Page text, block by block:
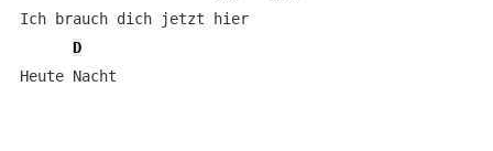
Ich brauch dich jetzt hier
D
Heute Nacht